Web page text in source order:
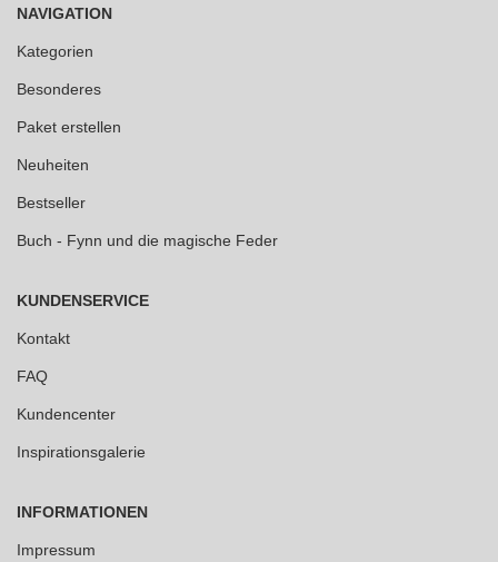
NAVIGATION
Kategorien
Besonderes
Paket erstellen
Neuheiten
Bestseller
Buch - Fynn und die magische Feder
KUNDENSERVICE
Kontakt
FAQ
Kundencenter
Inspirationsgalerie
INFORMATIONEN
Impressum